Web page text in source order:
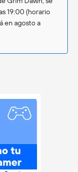
19:00 (horario
en agosto a